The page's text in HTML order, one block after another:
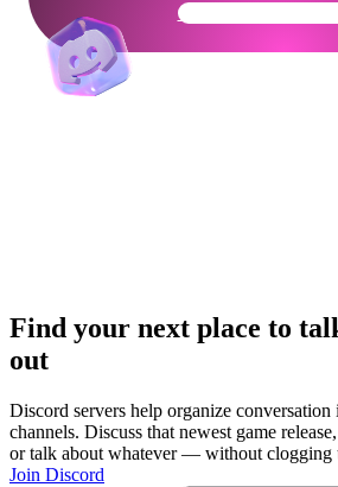
Get Your
Find your next place to
out
Discord servers help organize conversation
channels. Discuss that newest game
or talk about whatever — without clogging
Join Discord